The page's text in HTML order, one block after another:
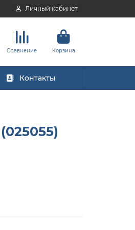
Личный кабинет
Сравнение Корзина
Контакты